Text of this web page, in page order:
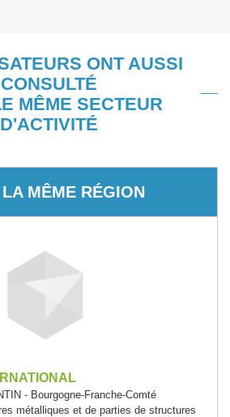
ONT AUSSI
CONSULTÉ
MÊME SECTEUR
D'ACTIVITÉ
MÊME RÉGION
- Bourgogne-Franche-Comté
métalliques et de parties de structures